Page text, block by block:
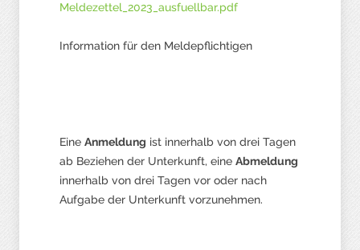
Meldezettel_2023_ausfuellbar.pdf
Information für den Meldepflichtigen
Eine Anmeldung ist innerhalb von drei Tagen
ab Beziehen der Unterkunft, eine Abmeldung
innerhalb von drei Tagen vor oder nach
Aufgabe der Unterkunft vorzunehmen.